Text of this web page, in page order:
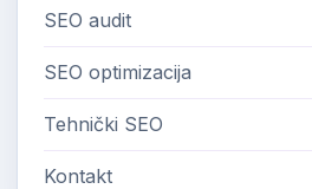
SEO audit
SEO optimizacija
Tehnički SEO
Kontakt